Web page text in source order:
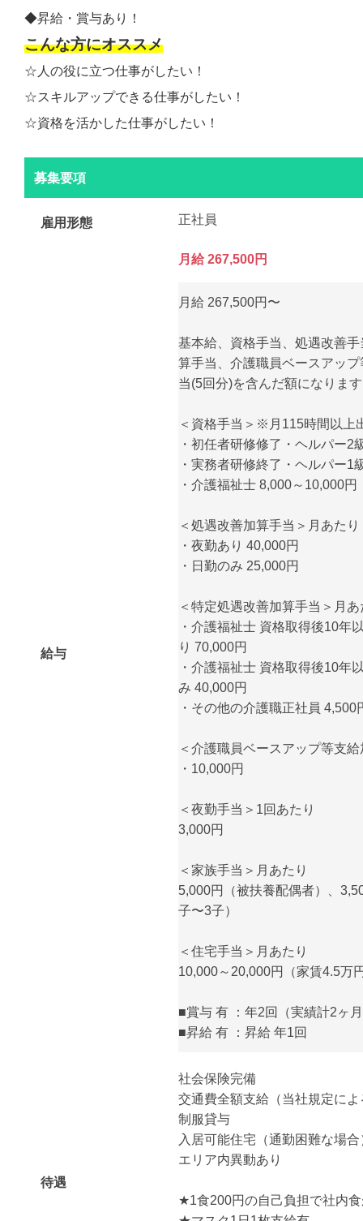
◆昇給・賞与あり！
こんな方にオススメ
☆人の役に立つ仕事がしたい！
☆スキルアップできる仕事がしたい！
☆資格を活かした仕事がしたい！
募集要項
雇用形態 正社員
給与
月給 267,500円
月給 267,500円〜
基本給、資格手当、処遇改善
算手当、介護職員ベースアッ
当(5回分)を含んだ額になりま
＜資格手当＞※月115時間以上
・初任者研修修了・ヘルパー2
・実務者研修終了・ヘルパー1
・介護福祉士 8,000～10,000円
＜処遇改善加算手当＞月あたり
・夜勤あり 40,000円
・日勤のみ 25,000円
＜特定処遇改善加算手当＞月あ
・介護福祉士 資格取得後10年
り 70,000円
・介護福祉士 資格取得後10年
み 40,000円
・その他の介護職正社員 4,500
＜介護職員ベースアップ等支
・10,000円
＜夜勤手当＞1回あたり
3,000円
＜家族手当＞月あたり
5,000円（被扶養配偶者）、
子〜3子）
＜住宅手当＞月あたり
10,000～20,000円（家賃4.5万
■賞与 有 ：年2回（実績計2ヶ
■昇給 有 ：昇給 年1回
待遇
社会保険完備
交通費全額支給（当社規定によ
制服貸与
入居可能住宅（通勤困難な場合
エリア内異動あり
★1食200円の自己負担で社内